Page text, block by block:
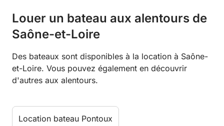
Louer un bateau aux alentours de
Saône-et-Loire
Des bateaux sont disponibles à la location à Saône-
et-Loire. Vous pouvez également en découvrir
d'autres aux alentours.
Location bateau Pontoux